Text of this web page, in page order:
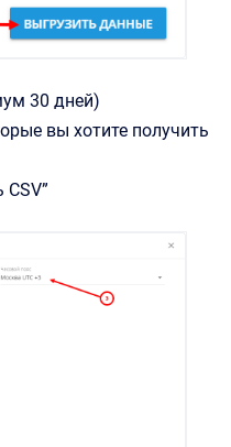
30 дней)
вы хотите получить